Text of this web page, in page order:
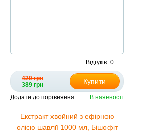
Відгуків: 0
420 грн
389 грн
Купити
Додати до порівняння В наявності
Екстракт хвойний з ефірною
олією шавлії 1000 мл, Бішофіт